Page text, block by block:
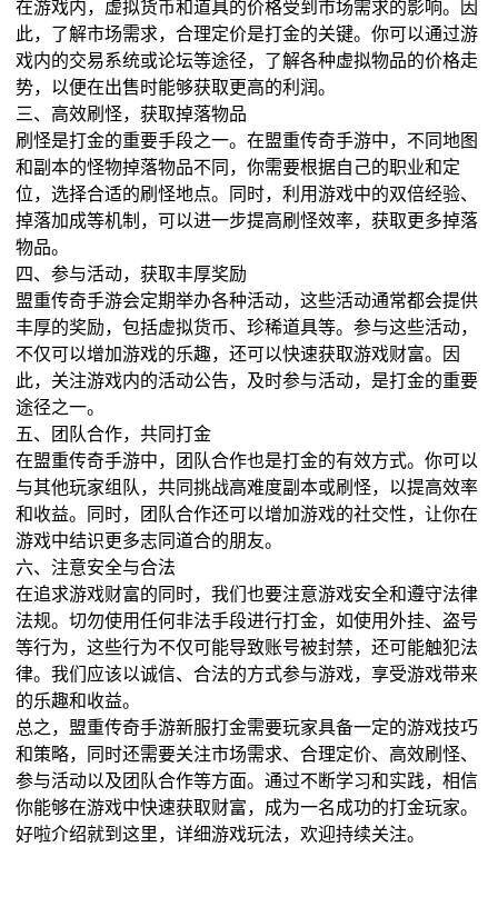
在游戏内，虚拟货币和道具的价格受到市场需求的影响。因
此，了解市场需求，合理定价是打金的关键。你可以通过游
戏内的交易系统或论坛等途径，了解各种虚拟物品的价格走
势，以便在出售时能够获取更高的利润。
三、高效刷怪，获取掉落物品
刷怪是打金的重要手段之一。在盟重传奇手游中，不同地图
和副本的怪物掉落物品不同，你需要根据自己的职业和定
位，选择合适的刷怪地点。同时，利用游戏中的双倍经验、
掉落加成等机制，可以进一步提高刷怪效率，获取更多掉落
物品。
四、参与活动，获取丰厚奖励
盟重传奇手游会定期举办各种活动，这些活动通常都会提供
丰厚的奖励，包括虚拟货币、珍稀道具等。参与这些活动，
不仅可以增加游戏的乐趣，还可以快速获取游戏财富。因
此，关注游戏内的活动公告，及时参与活动，是打金的重要
途径之一。
五、团队合作，共同打金
在盟重传奇手游中，团队合作也是打金的有效方式。你可以
与其他玩家组队，共同挑战高难度副本或刷怪，以提高效率
和收益。同时，团队合作还可以增加游戏的社交性，让你在
游戏中结识更多志同道合的朋友。
六、注意安全与合法
在追求游戏财富的同时，我们也要注意游戏安全和遵守法律
法规。切勿使用任何非法手段进行打金，如使用外挂、盗号
等行为，这些行为不仅可能导致账号被封禁，还可能触犯法
律。我们应该以诚信、合法的方式参与游戏，享受游戏带来
的乐趣和收益。
总之，盟重传奇手游新服打金需要玩家具备一定的游戏技巧
和策略，同时还需要关注市场需求、合理定价、高效刷怪、
参与活动以及团队合作等方面。通过不断学习和实践，相信
你能够在游戏中快速获取财富，成为一名成功的打金玩家。
好啦介绍就到这里，详细游戏玩法，欢迎持续关注。